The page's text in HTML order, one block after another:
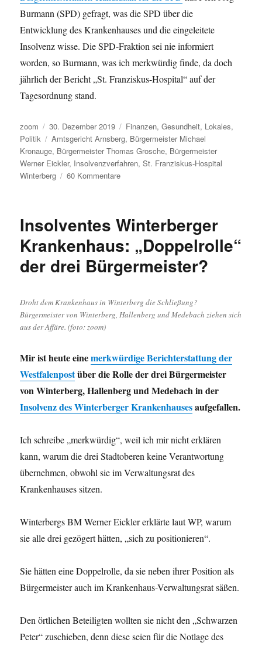
Burmann (SPD) gefragt, was die SPD über die
Entwicklung des Krankenhauses und die eingeleitete
Insolvenz wisse. Die SPD-Fraktion sei nie informiert
worden, so Burmann, was ich merkwürdig finde, da doch
jährlich der Bericht „St. Franziskus-Hospital“ auf der
Tagesordnung stand.
Autor
zoom
Veröffentlicht
am
30. Dezember 2019 Kategorien
Finanzen,Gesundheit, Lokales,
Politik
Schlagwörter
Amtsgericht Arnsberg, Bürgermeister Michael
Kronauge, Bürgermeister Thomas Grosche, Bürgermeister
Werner Eickler, Insolvenzverfahren,St. Franziskus-Hospital
Winterberg
60 Kommentarezu
zur
des
Franziskus-
Winterberg
Insolventes Winterberger
Krankenhaus: „Doppelrolle“
der drei Bürgermeister?
Droht dem Krankenhaus in Winterberg die Schließung?
Bürgermeister von Winterberg, Hallenberg und Medebach ziehen sich
aus der Affäre. (foto: zoom)
Mir ist heute einemerkwürdige Berichterstattung der
Westfalenpostüber die Rolle der drei Bürgermeister
von Winterberg, Hallenberg und Medebach in der
Insolvenz des Winterberger Krankenhausesaufgefallen.
Ich schreibe „merkwürdig“, weil ich mir nicht erklären
kann, warum die drei Stadtoberen keine Verantwortung
übernehmen, obwohl sie im Verwaltungsrat des
Krankenhauses sitzen.
Winterbergs BM Werner Eickler erklärte laut WP, warum
sie alle drei gezögert hätten, „sich zu positionieren“.
Sie hätten eine Doppelrolle, da sie neben ihrer Position als
Bürgermeister auch im Krankenhaus-Verwaltungsrat säßen.
Den örtlichen Beteiligten wollten sie nicht den „Schwarzen
Peter“ zuschieben, denn diese seien für die Notlage des